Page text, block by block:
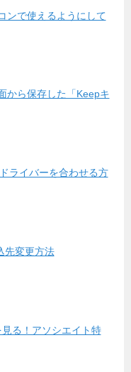
ンで使えるようにして
から保存した「Keepキ
ライバーを合わせる方
先変更方法
る！アソシエイト特